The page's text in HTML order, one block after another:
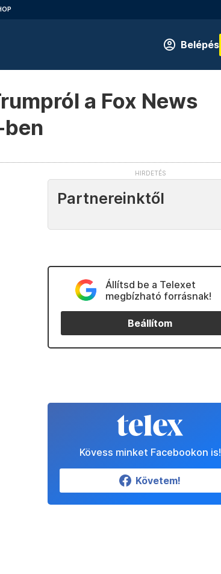
Belépés
a Fox News
Partnereinktől
Állítsd be a Telexet
megbízható forrásnak!
Beállítom
Kövess minket Facebookon is!
Követem!